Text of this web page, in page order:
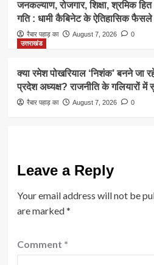
जनकल्याण, रोजगार, शिक्षा, श्रमिक
गति : धामी कैबिनेट के ऐतिहासिक फैसले
रैबार पहाड़ का August 7, 2026
0
उत्तराखंड
क्या रमेश पोखरियाल ‘निशंक’ बनने जा
प्रदेश अध्यक्ष? राजनीति के गलियारों
रैबार पहाड़ का August 7, 2026 0
Leave a Reply
Your email address will not be
are marked*
Comment *